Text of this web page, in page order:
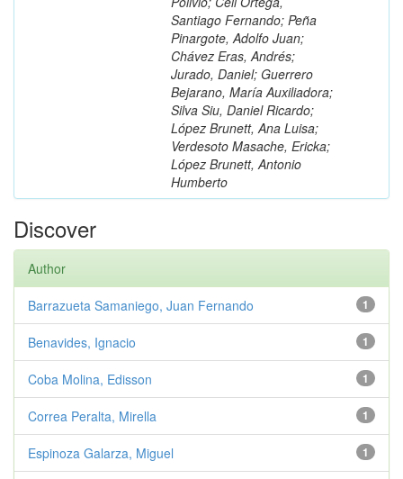
Santiago Fernando; Peña
Pinargote, Adolfo Juan;
Chávez Eras, Andrés;
Jurado, Daniel; Guerrero
Bejarano, María Auxiliadora;
Silva Siu, Daniel Ricardo;
López Brunett, Ana Luisa;
Verdesoto Masache, Ericka;
López Brunett, Antonio
Humberto
Discover
Author
1
Barrazueta Samaniego, Juan Fernando
1
Benavides, Ignacio
1
Coba Molina, Edisson
1
Correa Peralta, Mirella
1
Espinoza Galarza, Miguel